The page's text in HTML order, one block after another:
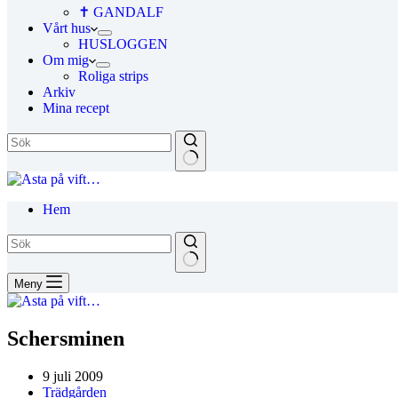
✝ GANDALF
Vårt hus
HUSLOGGEN
Om mig
Roliga strips
Arkiv
Mina recept
Hem
Meny
Schersminen
9 juli 2009
Trädgården